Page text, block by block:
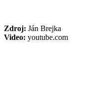
Zdroj: Ján Brejka
Video: youtube.com